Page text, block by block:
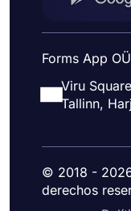
Forms App
Viru
Tallinn,
© 2018 -
derechos